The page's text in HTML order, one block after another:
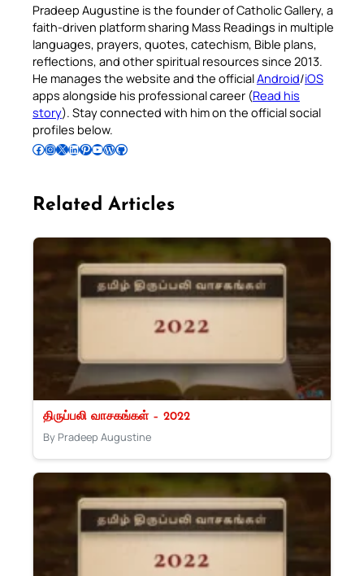
Pradeep Augustine is the founder of Catholic Gallery, a
faith-driven platform sharing Mass Readings in multiple
languages, prayers, quotes, catechism, Bible plans,
reflections, and other spiritual resources since 2013.
He manages the website and the officialAndroid/iOS
apps alongside his professional career (Read his
story). Stay connected with him on the official social
profiles below.
Follow Pradeep on Facebook Follow Pradeep on InstagramFollow Pradeep on X Follow Pradeep on LinkedIn Follow Pradeep on Pinterest Subscribe to Pradeep’s Youtube Channel Follow Pradeep on WordPress Follow Pradeep on GitHub
Related Articles
திருப்பலி வாசகங்கள் – 2022
By Pradeep Augustine